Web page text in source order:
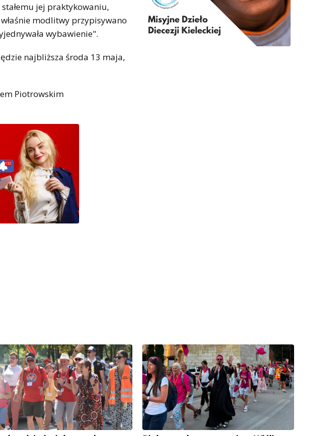
jej praktykowaniu,
modlitwy przypisywano
wybawienie".
najbliższa środa 13 maja,
Piotrowskim